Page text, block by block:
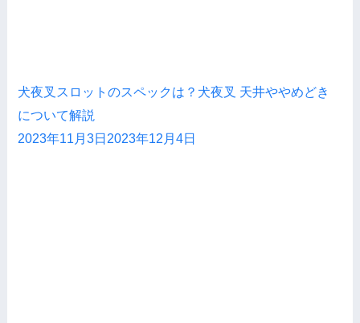
犬夜叉スロットのスペックは？犬夜叉 天井ややめどき
について解説
2023年11月3日 2023年12月4日